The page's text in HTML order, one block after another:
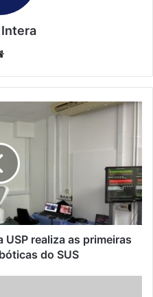
realiza as primeiras
do SUS